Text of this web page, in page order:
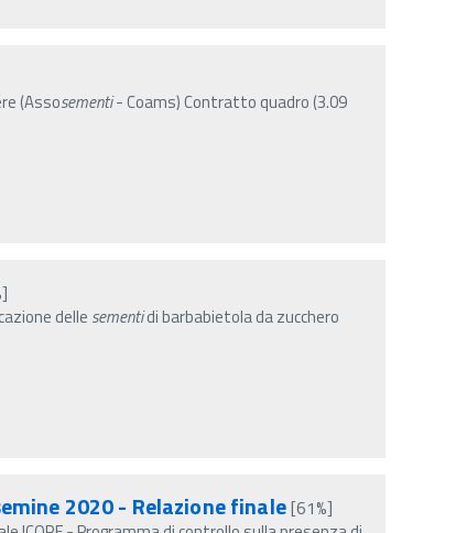
(Assosementi- Coams) Contratto quadro (3.09
delle sementidi barbabietola da zucchero
2020 - Relazione finale[61%]